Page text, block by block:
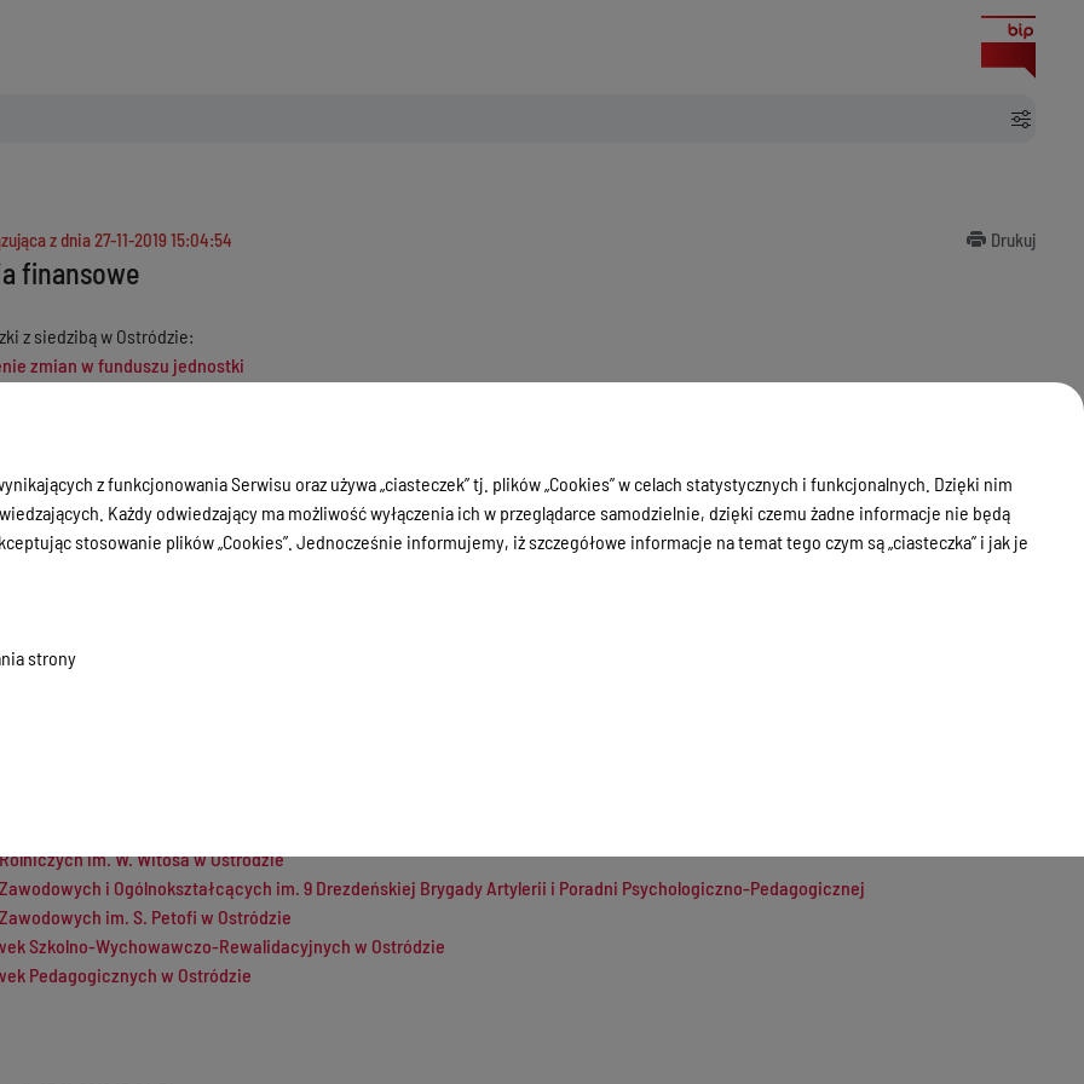
z dnia27-11-2019 15:04:54 Drukuj
finansowe
z siedzibą w Ostródzie:
zmian w funduszu jednostki
dodatkowa
w Ostródzie
Pracy
Nadzoru Budowlanego w Ostródzie
Nr 1 im.Jana Barzyńskiego w Ostródzie
Szkolno Wychowawczy w Szymanowie
w Ostródzie
im. W. Witosa w Ostródzie
Zawodowych i Ogólnokształcących im. 9 Drezdeńskiej Brygady Artylerii i Poradni Psychologiczno-Pedagogicznej
im. S. Petofi w Ostródzie
Szkolno-Wychowawczo-Rewalidacyjnych w Ostródzie
Pedagogicznych w Ostródzie
z funkcjonowania Serwisu oraz używa „ciasteczek” tj. plików „Cookies” w celach statystycznych i funkcjonalnych. Dzięki nim
Każdy odwiedzający ma możliwość wyłączenia ich w przeglądarce samodzielnie, dzięki czemu żadne informacje nie będą
stosowanie plików „Cookies”. Jednocześnie informujemy, iż szczegółowe informacje na temat tego czym są „ciasteczka” i jak je
strony